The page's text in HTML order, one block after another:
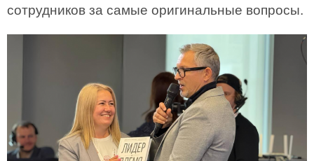
сотрудников за самые оригинальные вопросы.